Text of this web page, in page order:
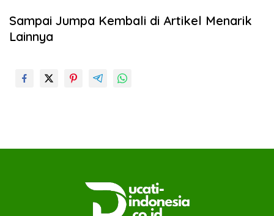
Sampai Jumpa Kembali di Artikel Menarik
Lainnya